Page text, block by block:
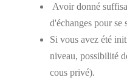
Avoir donné
d'échanges pour se
Si vous avez été
niveau, possibilité
cous privé).